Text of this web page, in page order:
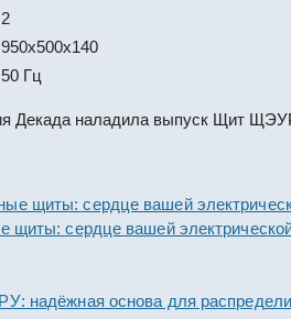
2
950х500х140
50 Гц
Декада наладила выпуск Щит
щиты: сердце вашей